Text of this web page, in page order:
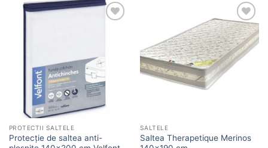
PROTECTII SALTELE
Protecție de saltea anti-
Adaugă
în
wishlist
SALTELE
Saltea Therapetique Merinos